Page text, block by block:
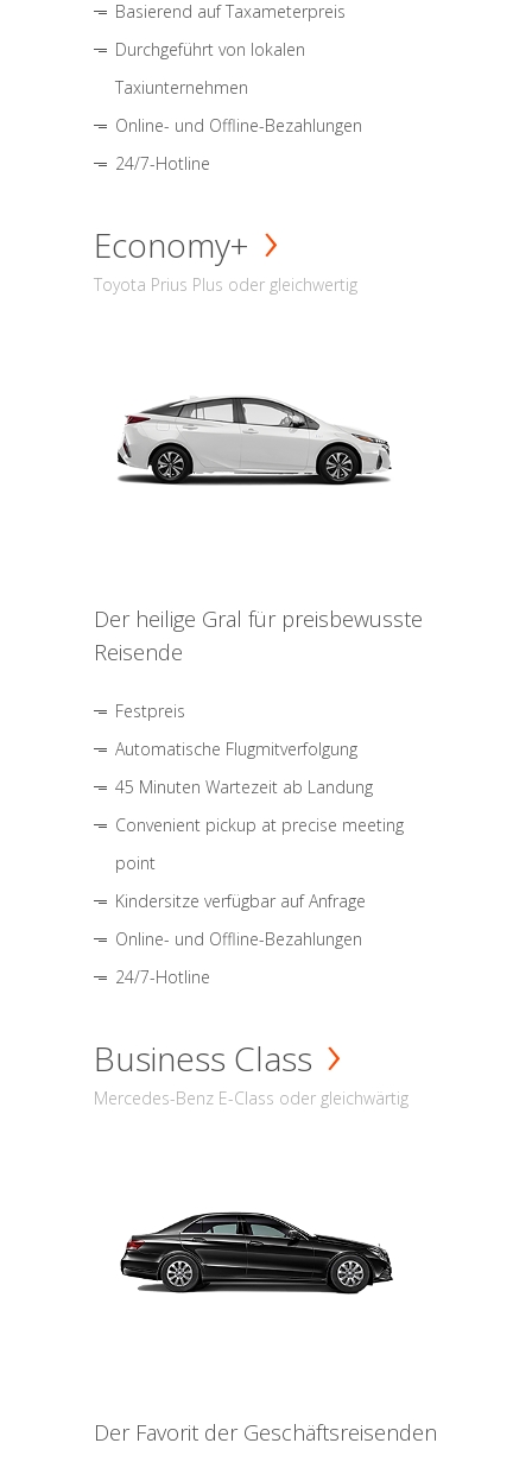
Basierend auf Taxameterpreis
Durchgeführt von lokalen
Taxiunternehmen
Online- und Offline-Bezahlungen
24/7-Hotline
Economy+
Toyota Prius Plus oder gleichwertig
Der heilige Gral für preisbewusste
Reisende
Festpreis
Automatische Flugmitverfolgung
45 Minuten Wartezeit ab Landung
Convenient pickup at precise meeting
point
Kindersitze verfügbar auf Anfrage
Online- und Offline-Bezahlungen
24/7-Hotline
Business Class
Mercedes-Benz E-Class oder gleichwärtig
Der Favorit der Geschäftsreisenden